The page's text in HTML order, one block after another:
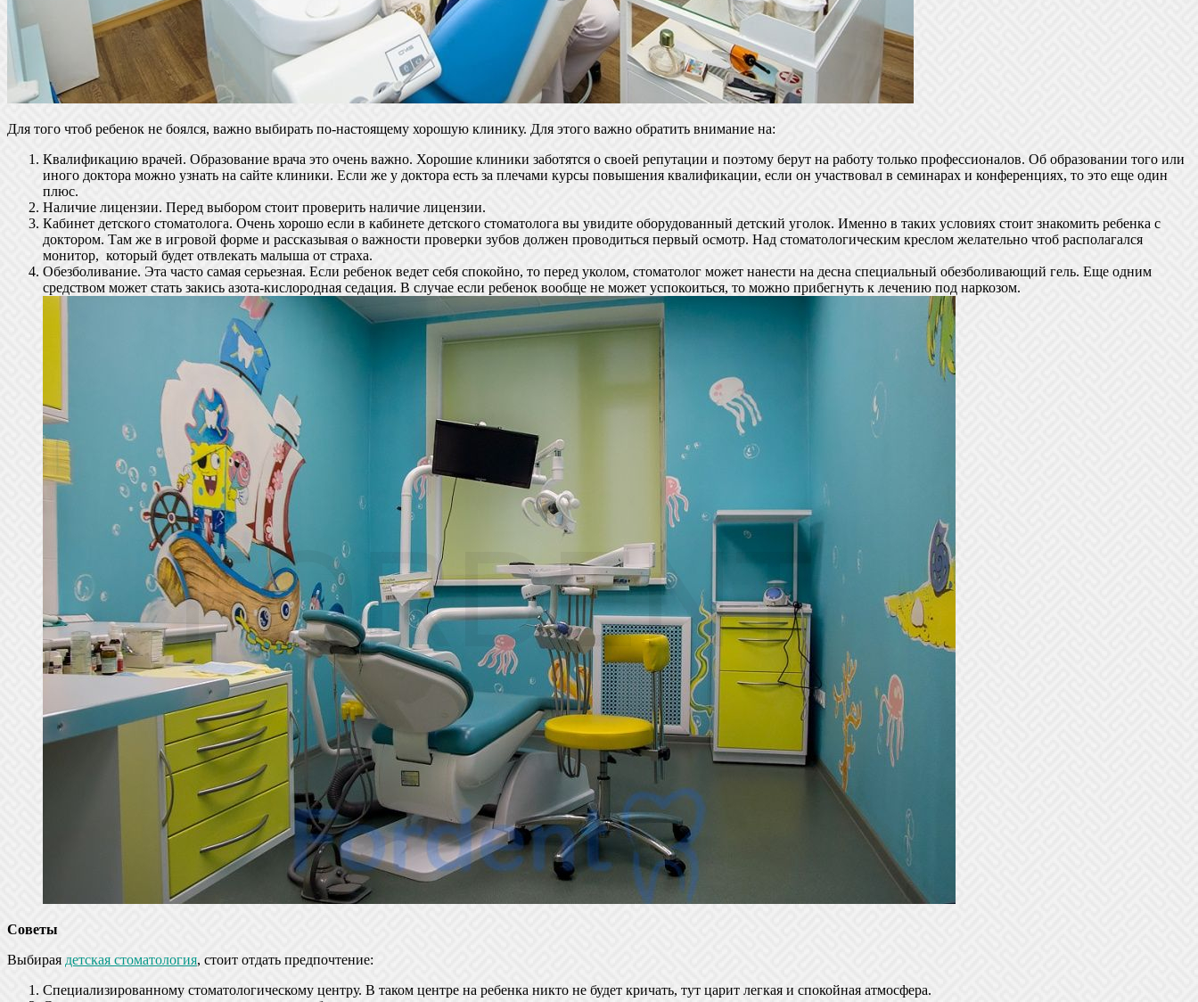
Для того чтоб ребенок не боялся, важно выбирать по-настоящему хорошую клинику. Для этого важно обратить внимание на:
Квалификацию врачей. Образование врача это очень важно. Хорошие клиники заботятся о своей репутации и поэтому берут на работу только профессионалов. Об образовании того или
иного доктора можно узнать на сайте клиники. Если же у доктора есть за плечами курсы повышения квалификации, если он участвовал в семинарах и конференциях, то это еще один
плюс.
Наличие лицензии. Перед выбором стоит проверить наличие лицензии.
Кабинет детского стоматолога. Очень хорошо если в кабинете детского стоматолога вы увидите оборудованный детский уголок. Именно в таких условиях стоит знакомить ребенка с
доктором. Там же в игровой форме и рассказывая о важности проверки зубов должен проводиться первый осмотр. Над стоматологическим креслом желательно чтоб располагался
монитор, который будет отвлекать малыша от страха.
Обезболивание. Эта часто самая серьезная. Если ребенок ведет себя спокойно, то перед уколом, стоматолог может нанести на десна специальный обезболивающий гель. Еще одним
средством может стать закись азота-кислородная седация. В случае если ребенок вообще не может успокоиться, то можно прибегнуть к лечению под наркозом.
Советы
Выбирая детская стоматология, стоит отдать предпочтение:
Специализированному стоматологическому центру. В таком центре на ребенка никто не будет кричать, тут царит легкая и спокойная атмосфера.